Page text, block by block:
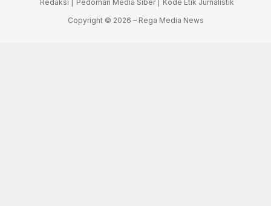
Redaksi | Pedoman Media Siber |
Kode Etik Jurnalistik
Copyright © 2026 – Rega Media News